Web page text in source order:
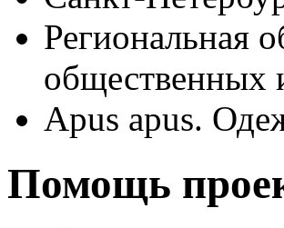
Региональная
Apus apus.
Помощь